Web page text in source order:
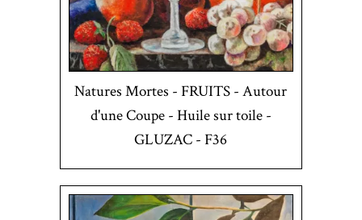
Natures Mortes - FRUITS - Autour
d'une Coupe - Huile sur toile -
GLUZAC - F36